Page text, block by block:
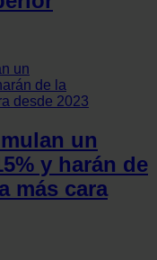
un
y harán de
más cara